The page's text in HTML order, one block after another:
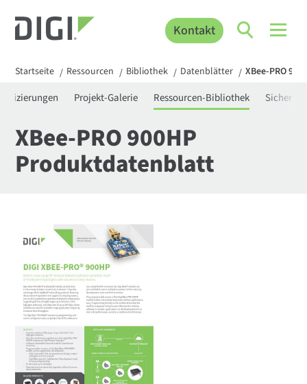
Kontakt
Startseite / Ressourcen / Bibliothek / Datenblätter / XBee-PRO
Projekt-Galerie Ressourcen-Bibliothek
XBee-PRO 900HP
Produktdatenblatt